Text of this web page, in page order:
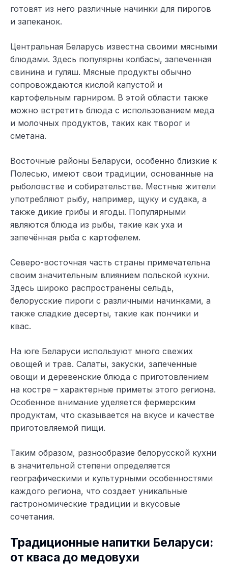
готовят из него различные начинки для пирогов
и запеканок.
Центральная Беларусь известна своими мясными
блюдами. Здесь популярны колбасы, запеченная
свинина и гуляш. Мясные продукты обычно
сопровождаются кислой капустой и
картофельным гарниром. В этой области также
можно встретить блюда с использованием меда
и молочных продуктов, таких как творог и
сметана.
Восточные районы Беларуси, особенно близкие к
Полесью, имеют свои традиции, основанные на
рыболовстве и собирательстве. Местные жители
употребляют рыбу, например, щуку и судака, а
также дикие грибы и ягоды. Популярными
являются блюда из рыбы, такие как уха и
запечённая рыба с картофелем.
Северо-восточная часть страны примечательна
своим значительным влиянием польской кухни.
Здесь широко распространены сельдь,
белорусские пироги с различными начинками, а
также сладкие десерты, такие как пончики и
квас.
На юге Беларуси используют много свежих
овощей и трав. Салаты, закуски, запеченные
овощи и деревенские блюда с приготовлением
на костре – характерные приметы этого региона.
Особенное внимание уделяется фермерским
продуктам, что сказывается на вкусе и качестве
приготовляемой пищи.
Таким образом, разнообразие белорусской кухни
в значительной степени определяется
географическими и культурными особенностями
каждого региона, что создает уникальные
гастрономические традиции и вкусовые
сочетания.
Традиционные напитки Беларуси:
от кваса до медовухи